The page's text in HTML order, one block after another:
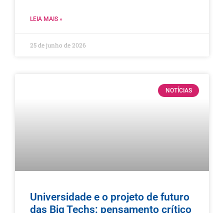
LEIA MAIS »
25 de junho de 2026
NOTÍCIAS
Universidade e o projeto de futuro
das Big Techs: pensamento crítico